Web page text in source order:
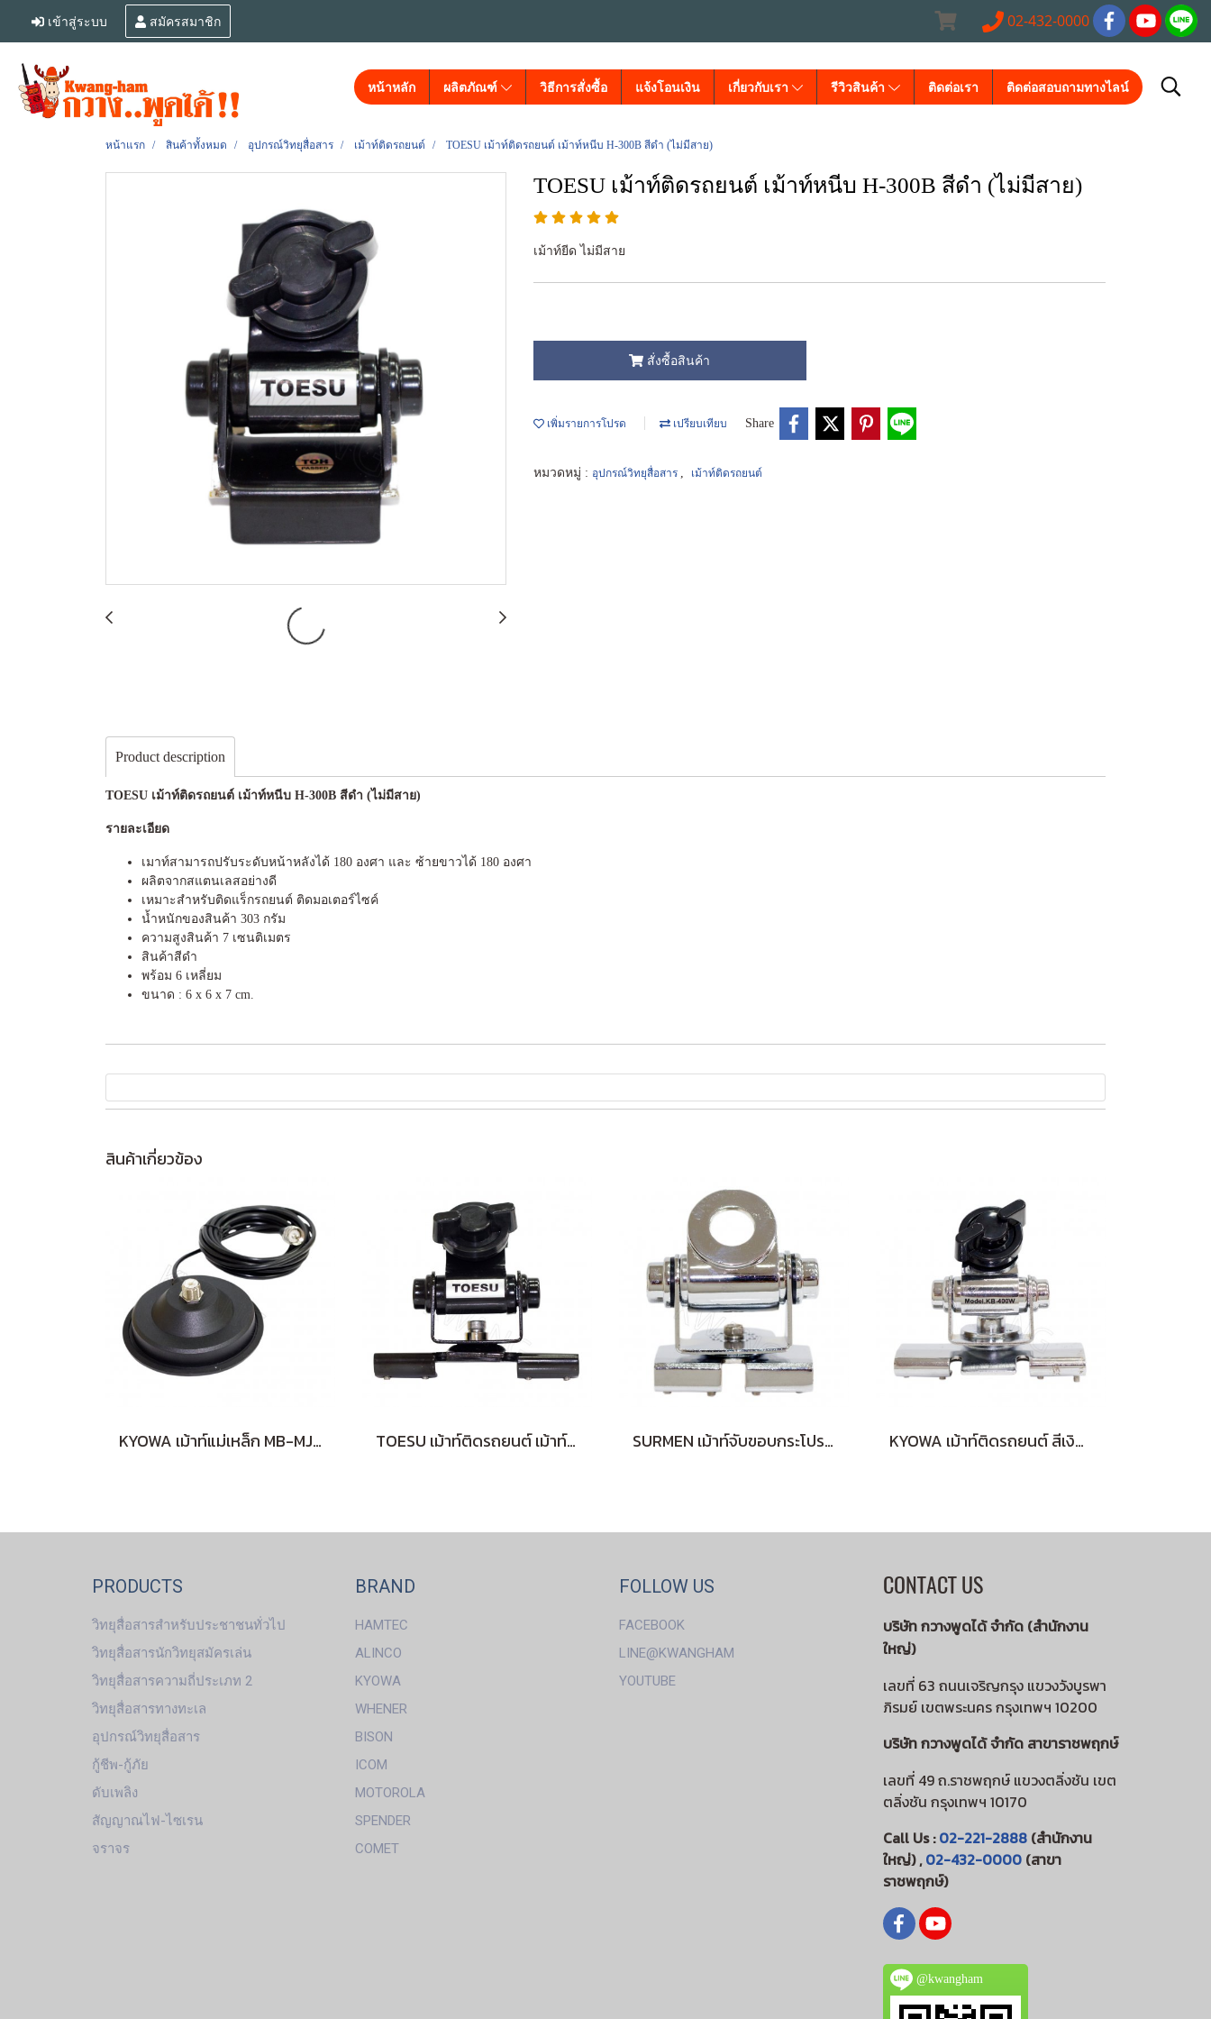
เข้าสู่ระบบ สมัครสมาชิก 02-432-0000
หน้าหลัก ผลิตภัณฑ์ วิธีการสั่งซื้อ แจ้งโอนเงิน เกี่ยวกับเรา รีวิวสินค้า ติดต่อเรา ติดต่อสอบถามทางไลน์
หน้าแรก สินค้าทั้งหมด อุปกรณ์วิทยุสื่อสาร เม้าท์ติดรถยนต์ TOESU เม้าท์ติดรถยนต์ เม้าท์หนีบ H-300B สีดำ (ไม่มีสาย)
TOESU เม้าท์ติดรถยนต์ เม้าท์หนีบ H-300B สีดำ (ไม่มีสาย)
เม้าท์ยีด ไม่มีสาย
สั่งซื้อสินค้า
เพิ่มรายการโปรด เปรียบเทียบ Share
หมวดหมู่ : อุปกรณ์วิทยุสื่อสาร เม้าท์ติดรถยนต์
Product description
TOESU เม้าท์ติดรถยนต์ เม้าท์หนีบ H-300B สีดำ (ไม่มีสาย)
รายละเอียด
เมาท์สามารถปรับระดับหน้าหลังได้ 180 องศา และ ซ้ายขาวได้ 180 องศา
ผลิตจากสแตนเลสอย่างดี
เหมาะสำหรับติดแร็กรถยนต์ ติดมอเตอร์ไซค์
น้ำหนักของสินค้า 303 กรัม
ความสูงสินค้า 7 เซนติเมตร
สินค้าสีดำ
พร้อม 6 เหลี่ยม
ขนาด : 6 x 6 x 7 cm.
สินค้าเกี่ยวข้อง
KYOWA เม้าท์แม่เหล็ก MB-MJ11 110mm TOESU เม้าท์ติดรถยนต์ เม้าท์ยึด H-400B (ไม่มีสาย) SURMEN เม้าท์จับขอบกระโปรง RB3-66S KYOWA เม้าท์ติดรถยนต์ สีเงิน KB-400W ไม่มีสาย
PRODUCTS
วิทยุสื่อสารสำหรับประชาชนทั่วไป
วิทยุสื่อสารนักวิทยุสมัครเล่น
วิทยุสื่อสารความถี่ประเภท 2
วิทยุสื่อสารทางทะเล
อุปกรณ์วิทยุสื่อสาร
กู้ชีพ-กู้ภัย
ดับเพลิง
สัญญาณไฟ-ไซเรน
จราจร
BRAND
HAMTEC
ALINCO
KYOWA
WHENER
BISON
ICOM
MOTOROLA
SPENDER
COMET
FOLLOW US
FACEBOOK
LINE@KWANGHAM
YOUTUBE
CONTACT US
บริษัท กวางพูดได้ จำกัด (สำนักงาน
ใหญ่)
เลขที่ 63 ถนนเจริญกรุง แขวงวังบูรพา
ภิรมย์ เขตพระนคร กรุงเทพฯ 10200
บริษัท กวางพูดได้ จำกัด สาขาราชพฤกษ์
เลขที่ 49 ถ.ราชพฤกษ์ แขวงตลิ่งชัน เขต
ตลิ่งชัน กรุงเทพฯ 10170
Call Us :02-221-2888(สำนักงาน
ใหญ่) ,02-432-0000(สาขา
ราชพฤกษ์)
@kwangham